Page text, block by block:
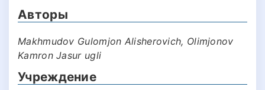
Авторы
Makhmudov Gulomjon Alisherovich, Olimjonov
Kamron Jasur ugli
Учреждение